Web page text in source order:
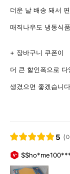
더운 날 배송 돼서
매직나우도 냉동식
+ 장바구니 쿠폰이
더 큰 할인폭으로 다
생겼으면 좋겠습니
5 (